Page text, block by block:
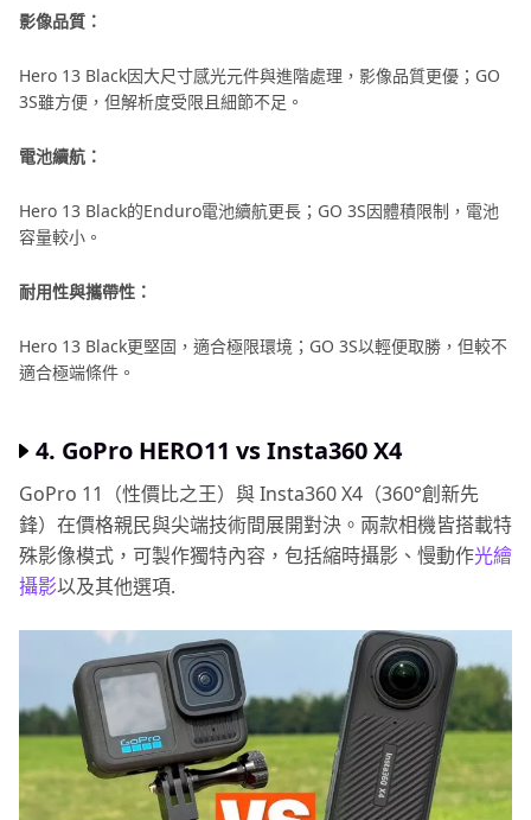
影像品質：
Hero 13 Black因大尺寸感光元件與進階處理，影像品質更優；GO
3S雖方便，但解析度受限且細節不足。
電池續航：
Hero 13 Black的Enduro電池續航更長；GO 3S因體積限制，電池
容量較小。
耐用性與攜帶性：
Hero 13 Black更堅固，適合極限環境；GO 3S以輕便取勝，但較不
適合極端條件。
4. GoPro HERO11 vs Insta360 X4
GoPro 11（性價比之王）與 Insta360 X4（360°創新先
鋒）在價格親民與尖端技術間展開對決。兩款相機皆搭載特
殊影像模式，可製作獨特內容，包括縮時攝影、慢動作光繪
攝影以及其他選項.